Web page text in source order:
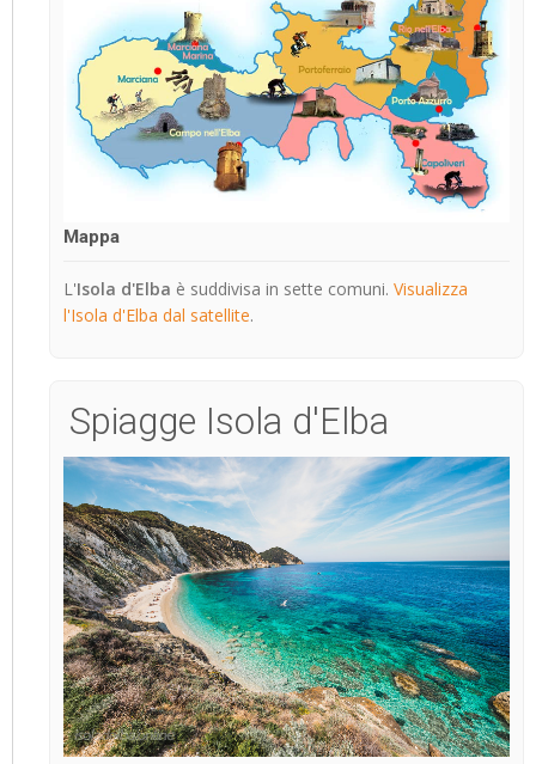
Mappa
L'Isola d'Elba è suddivisa in sette comuni. Visualizza
l'Isola d'Elba dal satellite.
Spiagge Isola d'Elba